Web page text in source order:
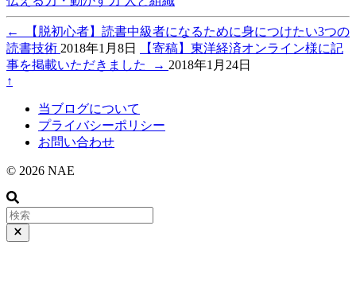
←
【脱初心者】読書中級者になるために身につけたい3つの
読書技術 2018年1月8日
【寄稿】東洋経済オンライン様に記
事を掲載いただきました
→ 2018年1月24日
↑
当ブログについて
プライバシーポリシー
お問い合わせ
© 2026 NAE